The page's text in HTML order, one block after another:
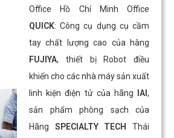
Office Hồ Chí Minh Office
QUICK: Công cụ dụng cụ cầm
tay chất lượng cao của hàng
FUJIYA, thiết bị Robot điều
khiến cho các nhà máy sản xuất
linh kiện điện tử của hãng
IAI ,
sản phẩm phòng sạch của
Hãng SPECIALTY TECH
Thái